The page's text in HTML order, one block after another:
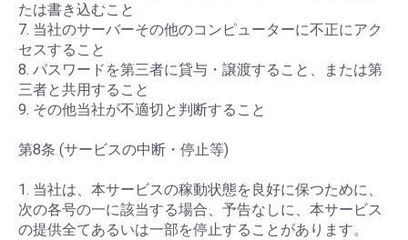
たは書き込むこと
7. 当社のサーバーその他のコンピューターに不正にアク
セスすること
8. パスワードを第三者に貸与・譲渡すること、または第
三者と共用すること
9. その他当社が不適切と判断すること
第8条 (サービスの中断・停止等)
1. 当社は、本サービスの稼動状態を良好に保つために、
次の各号の一に該当する場合、予告なしに、本サービス
の提供全てあるいは一部を停止することがあります。